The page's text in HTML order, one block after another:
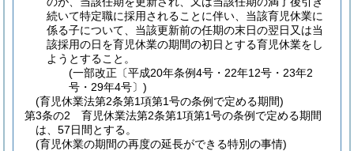
続いて特定職に採用されることに伴い、当該育児休業に
係る子について、当該更新前の任期の末日の翌日又は当
該採用の日を育児休業の期間の初日とする育児休業をし
ようとすること。
(一部改正〔平成20年条例4号・22年12号・23年2
号・29年4号〕)
(育児休業法第2条第1項第1号の条例で定める期間)
第3条の2
育児休業法第2条第1項第1号の条例で定める期間
は、57日間とする。
(育児休業の期間の再度の延長ができる特別の事情)